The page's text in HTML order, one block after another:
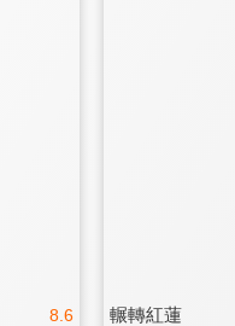
8.6 輾轉紅蓮